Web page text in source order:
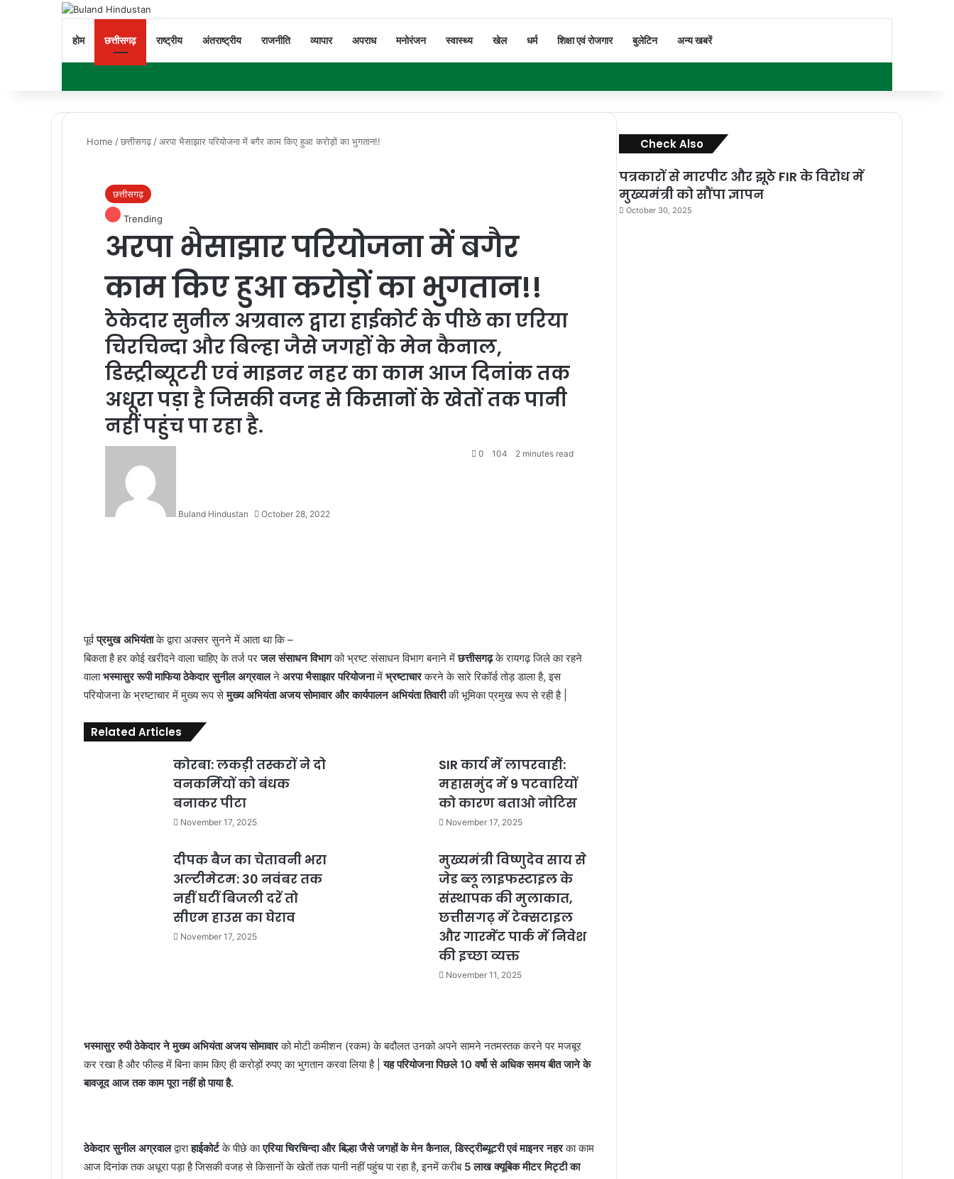
होम छत्तीसगढ़ राष्ट्रीय अंतराष्ट्रीय राजनीति व्यापार अपराध मनोरंजन स्वास्थ्य खेल धर्म शिक्षा एवं रोजगार बुलेटिन अन्य खबरें
Home /छत्तीसगढ़ /अरपा भैसाझार परियोजना में बगैर काम किए हुआ करोड़ों का भुगतान!!
छत्तीसगढ़
Trending
अरपा भैसाझार परियोजना में बगैर
काम किए हुआ करोड़ों का भुगतान!!
ठेकेदार सुनील अग्रवाल द्वारा हाईकोर्ट के पीछे का एरिया
चिरचिन्दा और बिल्हा जैसे जगहों के मेन कैनाल,
डिस्ट्रीब्यूटरी एवं माइनर नहर का काम आज दिनांक तक
अधूरा पड़ा है जिसकी वजह से किसानों के खेतों तक पानी
नहीं पहुंच पा रहा है.
Buland Hindustan October 28, 2022
0 104 2 minutes read
पूर्वप्रमुख अभियंताके द्वारा अक्सर सुनने में आता था कि –
बिकता है हर कोई खरीदने वाला चाहिए के तर्ज परजल संसाधन विभागको भ्रष्ट संसाधन विभाग बनाने मेंछत्तीसगढ़के रायगढ़ जिले का रहने
वालाभस्मासुर रूपी माफिया ठेकेदार सुनील अग्रवालने अरपा भैसाझार परियोजनामें भ्रष्टाचारकरने के सारे रिकॉर्ड तोड़ डाला है, इस
परियोजना के भ्रष्टाचार में मुख्य रूप सेमुख्य अभियंता अजय सोमावार और कार्यपालन अभियंता तिवारीकी भूमिका प्रमुख रूप से रही है |
Related Articles
कोरबा: लकड़ी तस्करों ने दो
वनकर्मियों को बंधक
बनाकर पीटा
November 17, 2025
SIR कार्य में लापरवाही:
महासमुंद में 9 पटवारियों
को कारण बताओ नोटिस
November 17, 2025
दीपक बैज का चेतावनी भरा
अल्टीमेटम: 30 नवंबर तक
नहीं घटीं बिजली दरें तो
सीएम हाउस का घेराव
November 17, 2025
मुख्यमंत्री विष्णुदेव साय से
जेड ब्लू लाइफस्टाइल के
संस्थापक की मुलाकात,
छत्तीसगढ़ में टेक्सटाइल
और गारमेंट पार्क में निवेश
की इच्छा व्यक्त
November 11, 2025
भस्मासुर रुपी ठेकेदार ने मुख्य अभियंता अजय सोमावारको मोटी कमीशन (रकम) के बदौलत उनको अपने सामने नतमस्तक करने पर मजबूर
कर रखा है और फील्ड में बिना काम किए ही करोड़ों रुपए का भुगतान करवा लिया है |यह परियोजना पिछले 10 वर्षो से अधिक समय बीत जाने के
बावजूद आज तक काम पूरा नहीं हो पाया है.
ठेकेदार सुनील अग्रवालद्वाराहाईकोर्टके पीछे काएरिया चिरचिन्दा और बिल्हा जैसे जगहों के मेन कैनाल, डिस्ट्रीब्यूटरी एवं माइनर नहरका काम
आज दिनांक तक अधूरा पड़ा है जिसकी वजह से किसानों के खेतों तक पानी नहीं पहुंच पा रहा है, इनमें करीब5 लाख क्यूबिक मीटर मिट्टी का
Check Also
पत्रकारों से मारपीट और झूठे FIR के विरोध में
मुख्यमंत्री को सौंपा ज्ञापन
October 30, 2025